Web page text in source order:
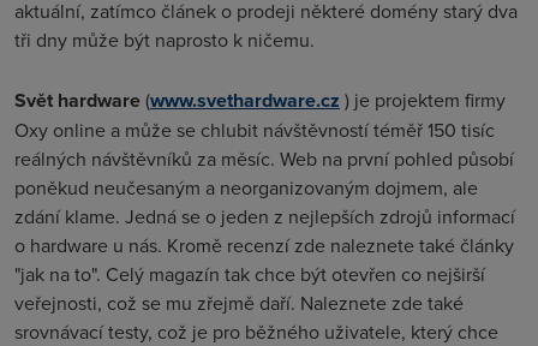
aktuální, zatímco článek o prodeji některé domény starý dva
tři dny může být naprosto k ničemu.
Svět hardware(www.svethardware.cz ) je projektem firmy
Oxy online a může se chlubit návštěvností téměř 150 tisíc
reálných návštěvníků za měsíc. Web na první pohled působí
poněkud neučesaným a neorganizovaným dojmem, ale
zdání klame. Jedná se o jeden z nejlepších zdrojů informací
o hardware u nás. Kromě recenzí zde naleznete také články
"jak na to". Celý magazín tak chce být otevřen co nejširší
veřejnosti, což se mu zřejmě daří. Naleznete zde také
srovnávací testy, což je pro běžného uživatele, který chce